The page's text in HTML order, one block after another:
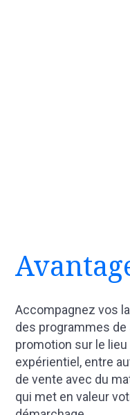
Accompagnez vos
des programmes de
promotion sur le
expérientiel, entre
de vente avec du
qui met en valeur